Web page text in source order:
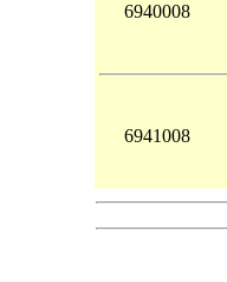
6940008
6941008